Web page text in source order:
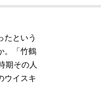
たという
。「竹鶴
期その人
ウイスキ